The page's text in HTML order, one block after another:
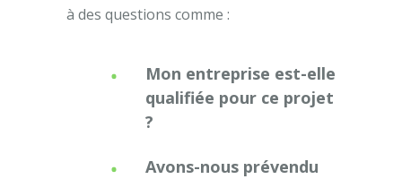
à des questions comme :
Mon entreprise est-elle
qualifiée pour ce projet
?
Avons-nous prévendu